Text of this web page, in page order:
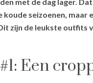
koude seizoenen,
zijn de leukste
Een